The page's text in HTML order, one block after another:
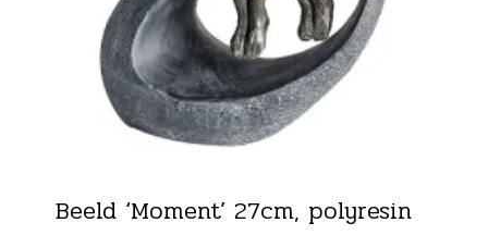
Beeld ‘Moment’ 27cm, polyresin